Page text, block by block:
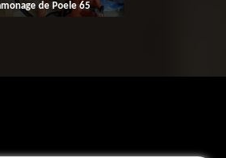
de Poele 65